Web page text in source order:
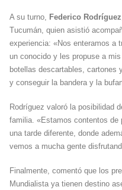
A su turno, Federico Rodríguez
Tucumán, quien asistió
experiencia: «Nos enteramos a
un conocido y les propuse a
botellas descartables, cartones
y conseguir la bandera y la
Rodríguez valoró la posibilidad
familia. «Estamos contentos de
una tarde diferente, donde
vemos a mucha gente
Finalmente, comentó que los
Mundialista ya tienen destino